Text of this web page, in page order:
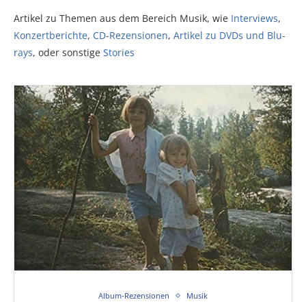
Artikel zu Themen aus dem Bereich Musik, wie Interviews,
Konzertberichte, CD-Rezensionen, Artikel zu DVDs und Blu-
rays, oder sonstige Stories
Album-Rezensionen Musik